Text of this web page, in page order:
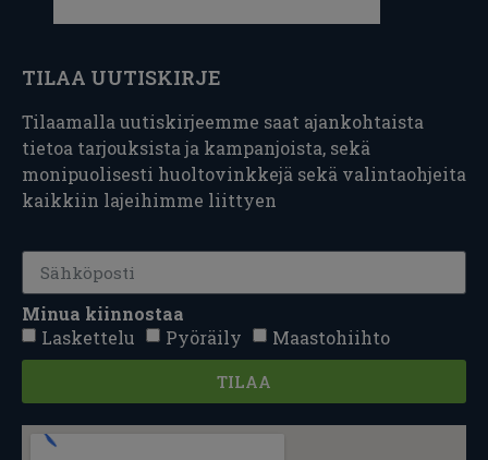
TILAA UUTISKIRJE
Tilaamalla uutiskirjeemme saat ajankohtaista
tietoa tarjouksista ja kampanjoista, sekä
monipuolisesti huoltovinkkejä sekä valintaohjeita
kaikkiin lajeihimme liittyen
Minua kiinnostaa
Laskettelu
Pyöräily Maastohiihto
TILAA